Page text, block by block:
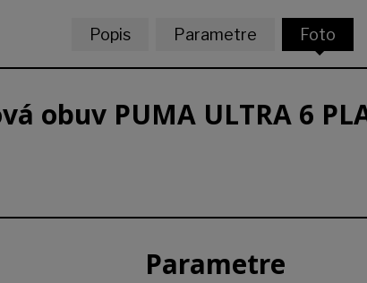
Popis Parametre Foto
obuv PUMA ULTRA 6
Parametre